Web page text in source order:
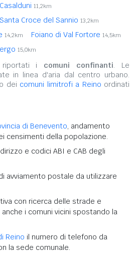
Casalduni 11,2km
Santa Croce del Sannio 13,2km
14,2km Foiano di Val Fortore 14,5km
15,0km
i comuni confinanti. Le
in linea d'aria dal centro urbano.
dei comuni limitrofi a Reino ordinati
di Benevento, andamento
censimenti della popolazione.
e codici ABI e CAB degli
avviamento postale da utilizzare
con ricerca delle strade e
i comuni vicini spostando la
Reino il numero di telefono da
la sede comunale.